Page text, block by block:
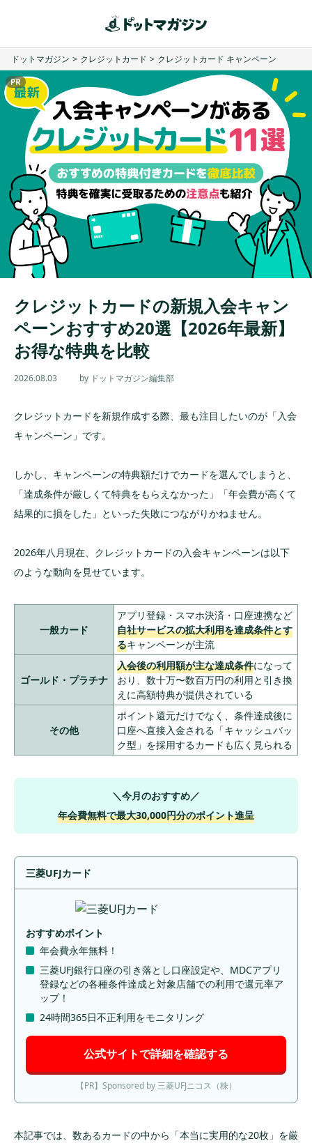
ドットマガジン > クレジットカード > クレジットカード キャンペーン
クレジットカードの新規入会キャン
ペーンおすすめ20選【2026年最新】
お得な特典を比較
2026.08.03 by ドットマガジン編集部
クレジットカードを新規作成する際、最も注目したいのが「入会
キャンペーン」です。
しかし、キャンペーンの特典額だけでカードを選んでしまうと、
「達成条件が厳しくて特典をもらえなかった」「年会費が高くて
結果的に損をした」といった失敗につながりかねません。
2026年八月現在、クレジットカードの入会キャンペーンは以下
のような動向を見せています。
一般カード
アプリ登録・スマホ決済・口座連携など
自社サービスの拡大利用を達成条件とす
るキャンペーンが主流
ゴールド・プラチナ
入会後の利用額が主な達成条件になって
おり、数十万〜数百万円の利用と引き換
えに高額特典が提供されている
その他
ポイント還元だけでなく、条件達成後に
口座へ直接入金される「キャッシュバッ
ク型」を採用するカードも広く見られる
＼今月のおすすめ／
年会費無料で最大30,000円分のポイント進呈
三菱UFJカード
おすすめポイント
年会費永年無料！
三菱UFJ銀行口座の引き落とし口座設定や、MDCアプリ
登録などの各種条件達成と対象店舗での利用で還元率ア
ップ！
24時間365日不正利用をモニタリング
公式サイトで詳細を確認する
【PR】Sponsored by 三菱UFJニコス（株）
本記事では、数あるカードの中から「本当に実用的な20枚」を厳